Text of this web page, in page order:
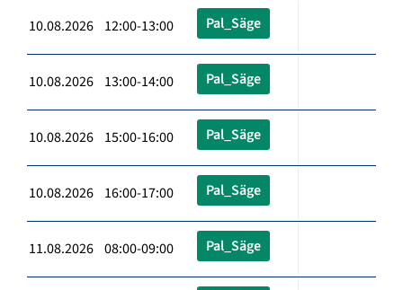
10.08.2026 12:00-13:00 Pal_Säge
10.08.2026 13:00-14:00 Pal_Säge
10.08.2026 15:00-16:00 Pal_Säge
10.08.2026 16:00-17:00 Pal_Säge
11.08.2026 08:00-09:00 Pal_Säge